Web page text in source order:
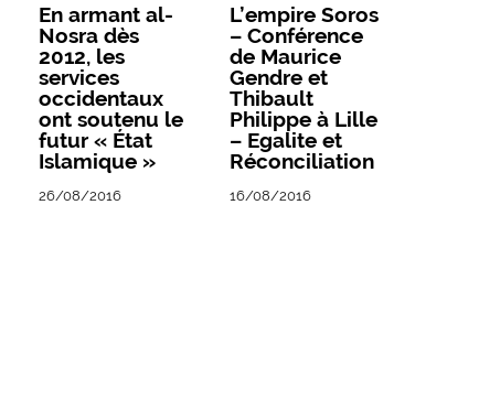
En armant al-
Nosra dès
2012, les
services
occidentaux
ont soutenu le
futur « État
Islamique »
26/08/2016
L’empire Soros
– Conférence
de Maurice
Gendre et
Thibault
Philippe à Lille
– Egalite et
Réconciliation
16/08/2016